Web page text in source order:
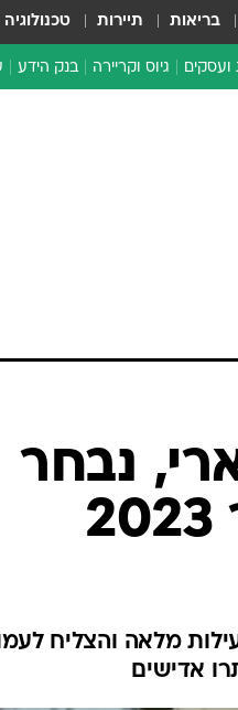
בריאות תיירות טכנולוגיה
ועסקים גיוס וקריירה בנק הידע
נבחר
לפעילות מלאה והצליח
אדישים